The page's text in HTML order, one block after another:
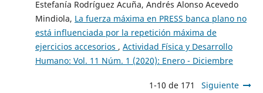
Estefanía Rodríguez Acuña, Andrés Alonso Acevedo
Mindiola, La fuerza máxima en PRESS banca plano no
está influenciada por la repetición máxima de
ejercicios accesorios , Actividad Física y Desarrollo
Humano: Vol. 11 Núm. 1 (2020): Enero - Diciembre
1-10 de 171 Siguiente